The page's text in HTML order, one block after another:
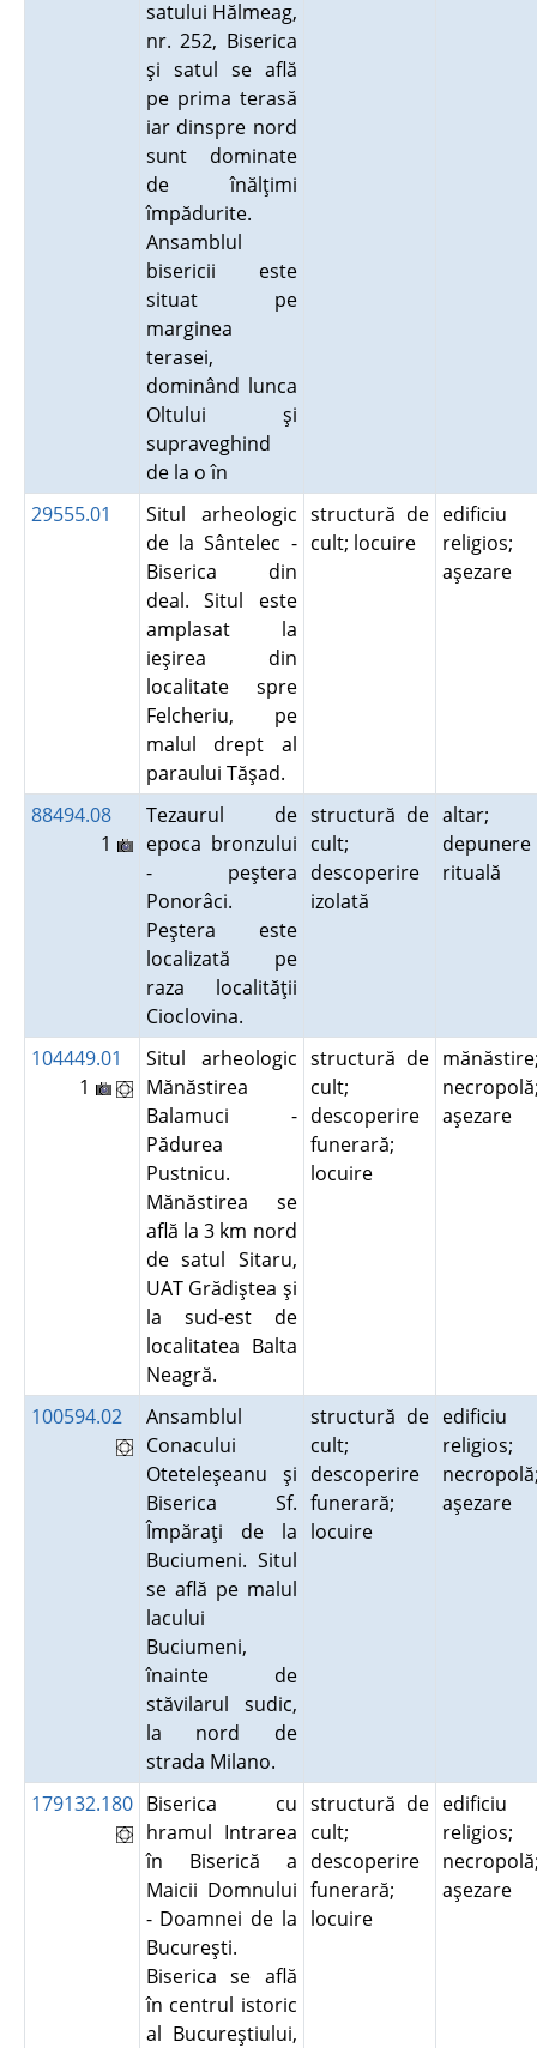
satului Hălmeag,
nr. 252, Biserica
şi satul se află
pe prima terasă
iar dinspre nord
sunt dominate
de înălţimi
împădurite.
Ansamblul
bisericii este
situat pe
marginea
terasei,
dominând lunca
Oltului şi
supraveghind
de la o în
29555.01
Situl arheologic
de la Sântelec -
Biserica din
deal. Situl este
amplasat la
ieşirea din
localitate spre
Felcheriu, pe
malul drept al
paraului Tăşad.
structură de
cult; locuire
edificiu
religios;
aşezare
88494.08
1
Tezaurul de
epoca bronzului
- peştera
Ponorâci.
Peştera este
localizată pe
raza localităţii
Cioclovina.
structură de
cult;
descoperire
izolată
altar;
depunere
rituală
104449.01
1
Situl arheologic
Mănăstirea
Balamuci -
Pădurea
Pustnicu.
Mănăstirea se
află la 3 km nord
de satul Sitaru,
UAT Grădiştea şi
la sud-est de
localitatea Balta
Neagră.
structură de
cult;
descoperire
funerară;
locuire
aşezare
100594.02
Ansamblul
Conacului
Oteteleşeanu şi
Biserica Sf.
Împăraţi de la
Buciumeni. Situl
se află pe malul
lacului
Buciumeni,
înainte de
stăvilarul sudic,
la nord de
strada Milano.
structură de
cult;
descoperire
funerară;
locuire
edificiu
religios;
aşezare
179132.180 Biserica cu
hramul Intrarea
în Biserică a
Maicii Domnului
- Doamnei de la
Bucureşti.
Biserica se află
în centrul istoric
al Bucureştiului,
structură de
cult;
descoperire
funerară;
locuire
edificiu
religios;
aşezare